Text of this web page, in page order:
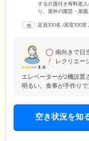
する介護付き有料老
り、屋外の園芸・菜
「今できること」を
を作成。介護・看護
ていきます。
定員100名 /居室100室
3.0
南向きで日
レクリエー
エレベーターが2機設置
明るい。食事が手作り
空き状況を知